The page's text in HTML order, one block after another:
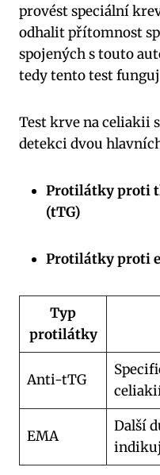
provést speciální
odhalit přítomnost
spojených s touto
tedy tento test
Test krve na celiakii
detekci dvou
Protilátky proti
(tTG)
Protilátky proti
Typ
protilátky
Anti-tTG
EMA
Další